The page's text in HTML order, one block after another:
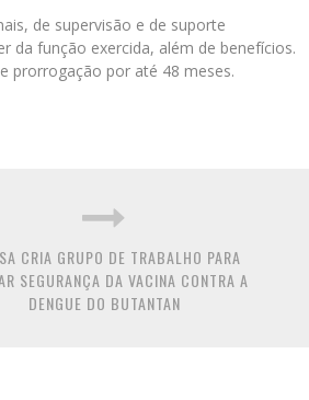
de supervisão e de suporte
da função exercida, além de benefícios.
prorrogação por até 48 meses.
CRIA GRUPO DE TRABALHO PARA
SEGURANÇA DA VACINA CONTRA A
DENGUE DO BUTANTAN